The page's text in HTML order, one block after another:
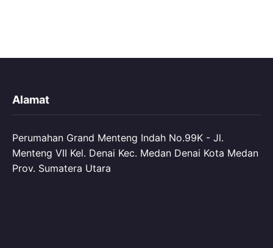
Alamat
Perumahan Grand Menteng Indah No.99K - Jl.
Menteng VII Kel. Denai Kec. Medan Denai Kota Medan
Prov. Sumatera Utara